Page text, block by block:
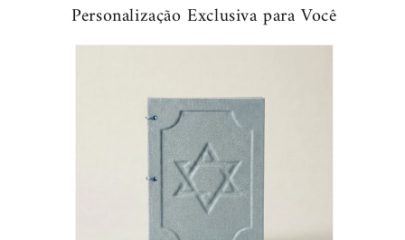
Personalização Exclusiva para Você